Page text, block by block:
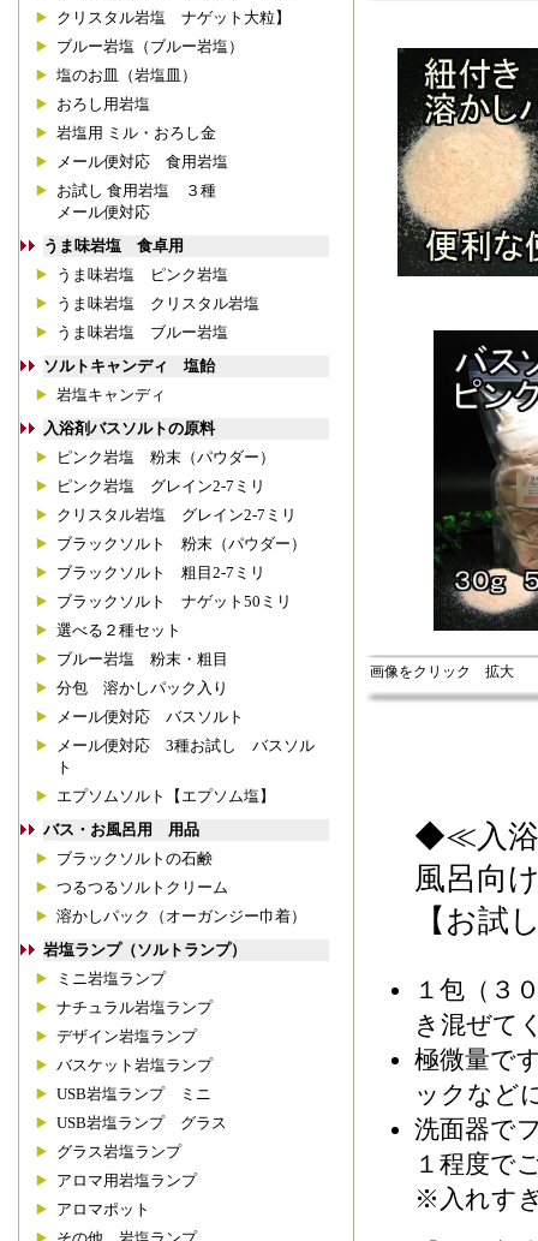
クリスタル岩塩 ナゲット大粒】
ブルー岩塩（ブルー岩塩）
塩のお皿（岩塩皿）
おろし用岩塩
岩塩用 ミル・おろし金
メール便対応 食用岩塩
お試し 食用岩塩 ３種
メール便対応
うま味岩塩 食卓用
うま味岩塩 ピンク岩塩
うま味岩塩 クリスタル岩塩
うま味岩塩 ブルー岩塩
ソルトキャンディ 塩飴
岩塩キャンディ
入浴剤バスソルトの原料
ピンク岩塩 粉末（パウダー）
ピンク岩塩 グレイン2-7ミリ
クリスタル岩塩 グレイン2-7ミリ
ブラックソルト 粉末（パウダー）
ブラックソルト 粗目2-7ミリ
ブラックソルト ナゲット50ミリ
選べる２種セット
ブルー岩塩 粉末・粗目
分包 溶かしパック入り
メール便対応 バスソルト
メール便対応 3種お試し バスソル
ト
エプソムソルト【エプソム塩】
バス・お風呂用 用品
ブラックソルトの石鹸
つるつるソルトクリーム
溶かしパック（オーガンジー巾着）
岩塩ランプ（ソルトランプ）
ミニ岩塩ランプ
ナチュラル岩塩ランプ
デザイン岩塩ランプ
バスケット岩塩ランプ
USB岩塩ランプ ミニ
USB岩塩ランプ グラス
グラス岩塩ランプ
アロマ用岩塩ランプ
アロマポット
画像をクリック 拡大
◆≪入浴
風呂向
【お試
１包（３
き混ぜて
極微量で
ックなど
洗面器で
１程度で
※入れす